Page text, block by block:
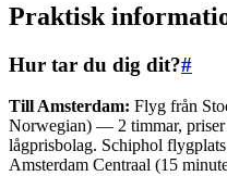
Praktisk
Hur tar du dig dit?#
Till Amsterdam: Flyg från
Norwegian) — 2 timmar,
lågprisbolag. Schiphol
Amsterdam Centraal (15